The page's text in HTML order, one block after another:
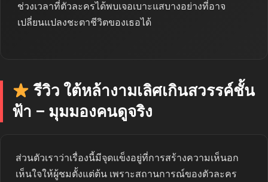
ช่วงเวลาที่ตัวละครได้พบเจอเบาะแสบางอย่างที่อาจ
เปลี่ยนแปลงชะตาชีวิตของเธอได้
รีวิว ใต้หล้างามเลิศเกินสวรรค์ชั้น
ฟ้า – มุมมองคนดูจริง
ส่วนตัวเราว่าเรื่องนี้มีจุดแข็งอยู่ที่การสร้างความเห็นอก
เห็นใจให้ผู้ชมตั้งแต่ต้น เพราะสถานการณ์ของตัวละคร